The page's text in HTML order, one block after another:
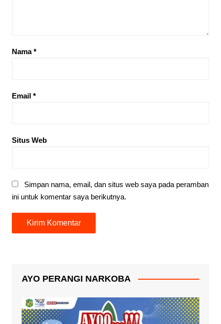
Nama*
Email *
Situs Web
Simpan nama, email, dan situs web saya pada peramban
ini untuk komentar saya berikutnya.
AYO PERANGI NARKOBA